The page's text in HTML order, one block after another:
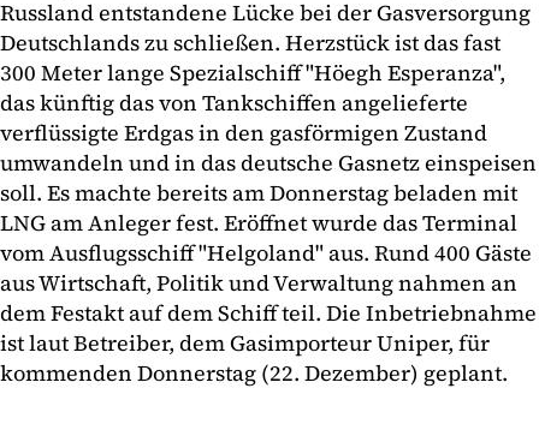
Russland entstandene Lücke bei der Gasversorgung
Deutschlands zu schließen. Herzstück ist das fast
300 Meter lange Spezialschiff "Höegh Esperanza",
das künftig das von Tankschiffen angelieferte
verflüssigte Erdgas in den gasförmigen Zustand
umwandeln und in das deutsche Gasnetz einspeisen
soll. Es machte bereits am Donnerstag beladen mit
LNG am Anleger fest. Eröffnet wurde das Terminal
vom Ausflugsschiff "Helgoland" aus. Rund 400 Gäste
aus Wirtschaft, Politik und Verwaltung nahmen an
dem Festakt auf dem Schiff teil. Die Inbetriebnahme
ist laut Betreiber, dem Gasimporteur Uniper, für
kommenden Donnerstag (22. Dezember) geplant.